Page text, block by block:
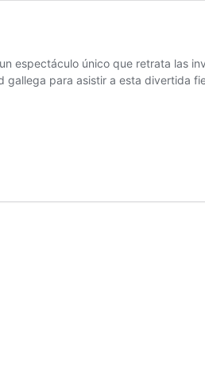
espectáculo único que retrata las
para asistir a esta divertida